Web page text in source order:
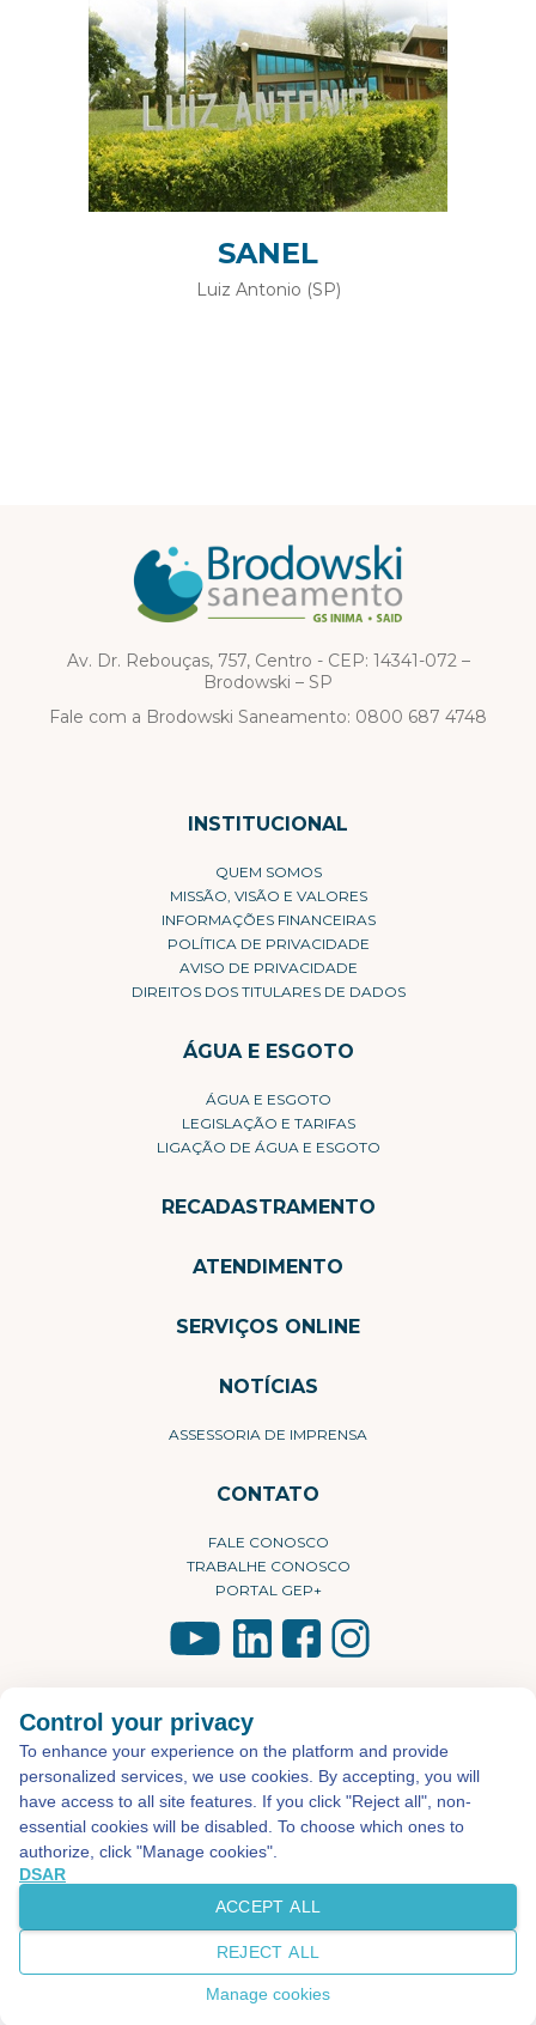
SANEL
Luiz Antonio (SP)
Av. Dr. Rebouças, 757, Centro - CEP: 14341-072 –
Brodowski – SP
Fale com a Brodowski Saneamento: 0800 687 4748
INSTITUCIONAL
QUEM SOMOS
MISSÃO, VISÃO E VALORES
INFORMAÇÕES FINANCEIRAS
POLÍTICA DE PRIVACIDADE
AVISO DE PRIVACIDADE
DIREITOS DOS TITULARES DE DADOS
ÁGUA E ESGOTO
ÁGUA E ESGOTO
LEGISLAÇÃO E TARIFAS
LIGAÇÃO DE ÁGUA E ESGOTO
RECADASTRAMENTO
ATENDIMENTO
SERVIÇOS ONLINE
NOTÍCIAS
ASSESSORIA DE IMPRENSA
CONTATO
FALE CONOSCO
TRABALHE CONOSCO
PORTAL GEP+
©2026 - Todos os direitos reservados
Desenvolvido por Atual Interativa